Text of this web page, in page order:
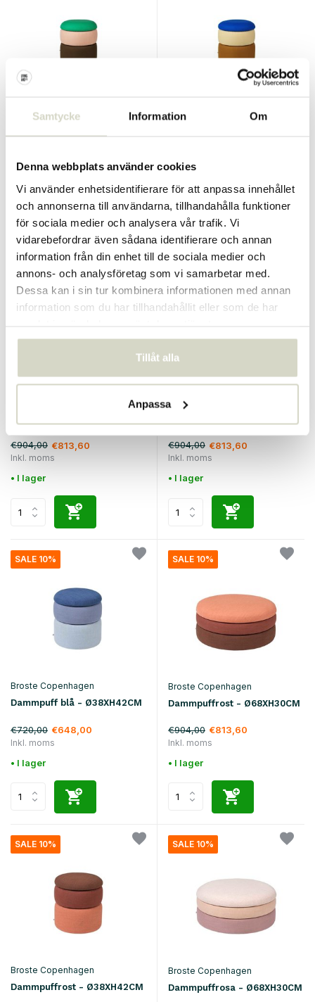
Samtycke Information Om
Denna webbplats använder cookies
Vi använder enhetsidentifierare för att anpassa innehållet
och annonserna till användarna, tillhandahålla funktioner
för sociala medier och analysera vår trafik. Vi
vidarebefordrar även sådana identifierare och annan
information från din enhet till de sociala medier och
annons- och analysföretag som vi samarbetar med.
Dessa kan i sin tur kombinera informationen med annan
information som du har tillhandahållit eller som de har
Tillåt alla
Anpassa
Dammpuff grön/rosa/kaffe
Ø38cm
€885,00 €796,50
Inkl. moms
• I lager
Dammpuff blå/sand/ocker
€885,00
Inkl. moms
• I lager
SALE 10%
€904,00 €813,60
Inkl. moms
• I lager
SALE 10%
Broste Copenhagen
€904,00 €813,60
Inkl. moms
• I lager
SALE 10%
Broste Copenhagen
Dammpuff blå - Ø38XH42CM
€720,00 €648,00
Inkl. moms
• I lager
SALE 10%
Broste Copenhagen
Dammpuffrost - Ø68XH30CM
€904,00 €813,60
Inkl. moms
• I lager
SALE 10%
Broste Copenhagen
Dammpuffrost - Ø38XH42CM
SALE 10%
Broste Copenhagen
Dammpuffrosa - Ø68XH30CM